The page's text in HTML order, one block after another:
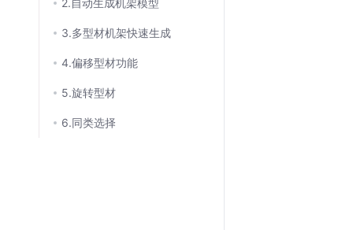
2.自动生成机架模型
3.多型材机架快速生成
4.偏移型材功能
5.旋转型材
6.同类选择